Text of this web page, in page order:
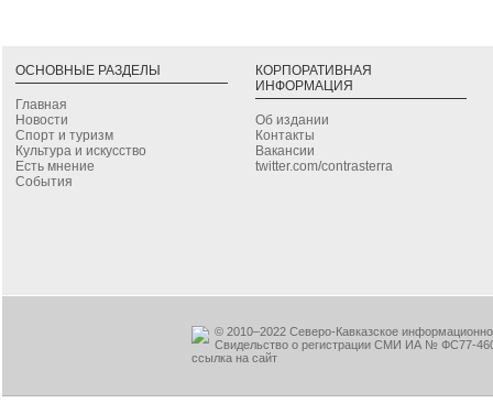
ОСНОВНЫЕ РАЗДЕЛЫ
Главная
Новости
Спорт и туризм
Культура и искусство
Есть мнение
События
КОРПОРАТИВНАЯ
ИНФОРМАЦИЯ
Об издании
Контакты
Вакансии
twitter.com/contrasterra
© 2010–2022 Северо-Кавказское
Свидельство о регистрации СМИ ИА № ФС77-
ссылка на сайт